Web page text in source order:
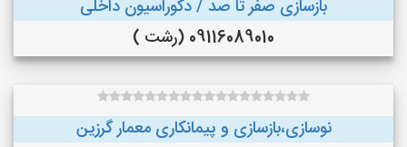
بازسازی صفر تا صد / دکوراسیون داخلی
09116089010 (رشت )
نوسازی،بازسازی و پیمانکاری معمار گرزین